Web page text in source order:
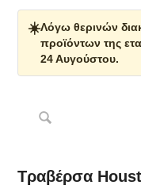
☀️Λόγω θερινών
προϊόντων της
24 Αυγούστου.
Τραβέρσα